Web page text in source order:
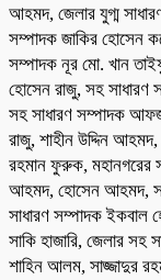
আহমদ, জেলার যুগ্ম
সম্পাদক জাকির হোসেন
সম্পাদক নূর মো. খান
হোসেন রাজু, সহ
সহ সাধারণ সম্পাদক
রাজু, শাহীন উদ্দিন
রহমান ফুরুক, মহানগরের
আহমদ, হোসেন আহমদ,
সাধারণ সম্পাদক ইকবাল
সাকি হাজারি, জেলার
শাহিন আলম, সাজ্জাদুর